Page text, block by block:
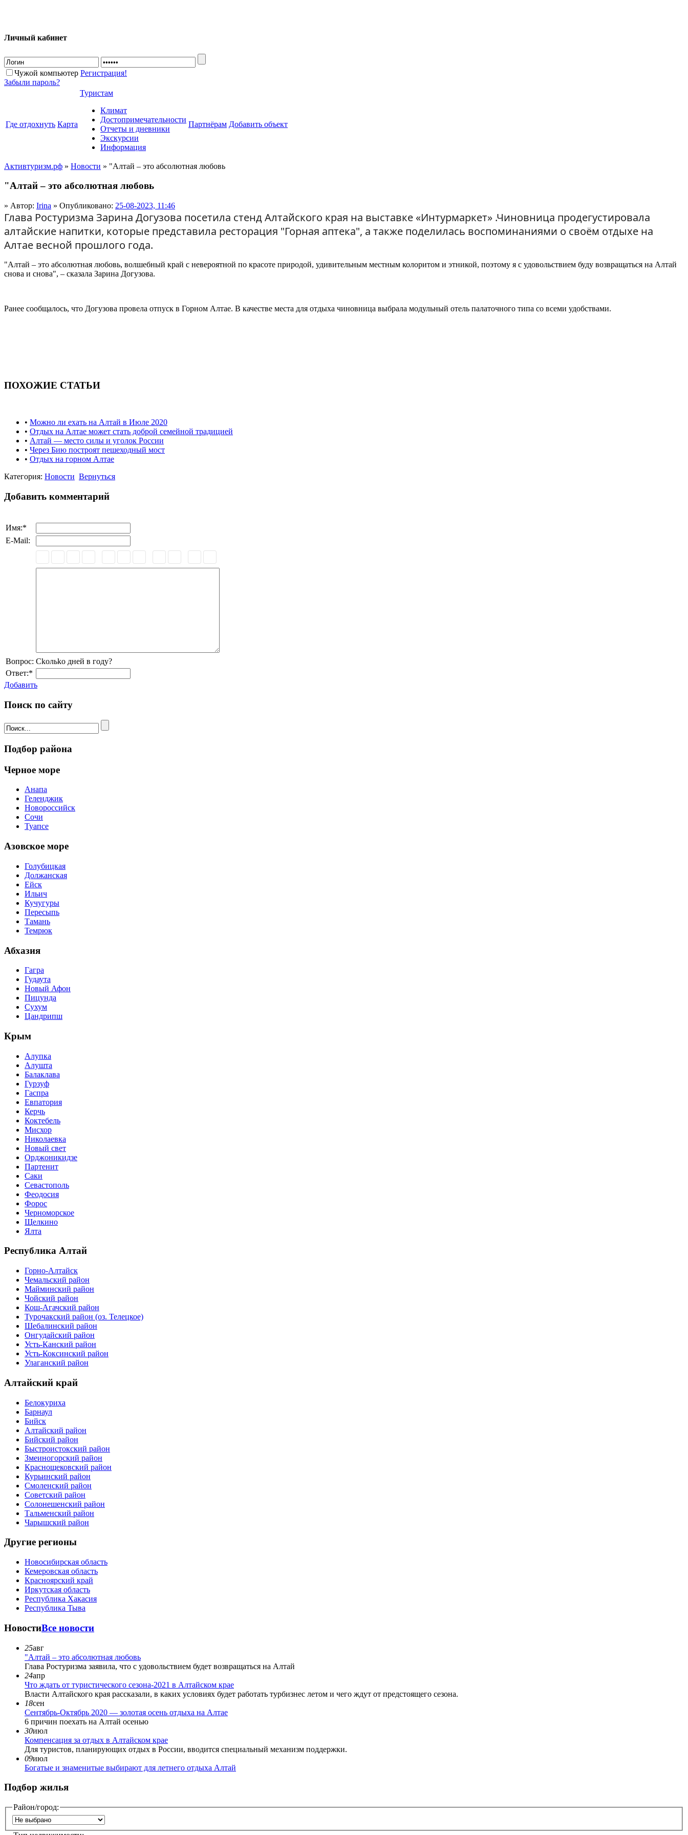
Личный кабинет
Чужой компьютер Регистрация!
Забыли пароль?
Где отдохнуть Карта
Туристам
Климат
Достопримечательности
Отчеты и дневники
Экскурсии
Информация
Партнёрам Добавить объект
Активтуризм.рф » Новости » "Алтай – это абсолютная любовь
"Алтай – это абсолютная любовь
» Автор: Irina » Опубликовано: 25-08-2023, 11:46
Глава Ростуризма Зарина Догузова посетила стенд Алтайского края на выставке «Интурмаркет» .Чиновница продегустировала
алтайские напитки, которые представила ресторация "Горная аптека", а также поделилась воспоминаниями о своём отдыхе на
Алтае весной прошлого года.
"Алтай – это абсолютная любовь, волшебный край с невероятной по красоте природой, удивительным местным колоритом и этникой, поэтому я с удовольствием буду возвращаться на Алтай
снова и снова", – сказала Зарина Догузова.
Ранее сообщалось, что Догузова провела отпуск в Горном Алтае. В качестве места для отдыха чиновница выбрала модульный отель палаточного типа со всеми удобствами.
ПОХОЖИЕ СТАТЬИ
• Можно ли ехать на Алтай в Июле 2020
• Отдых на Алтае может стать доброй семейной традицией
• Алтай — место силы и уголок России
• Через Бию построят пешеходный мост
• Отдых на горном Алтае
Категория: Новости Вернуться
Добавить комментарий
Имя:*
E-Mail:
Вопрос: Сkольkо дней в годy?
Ответ:*
Добавить
Поиск по сайту
Подбор района
Черное море
Анапа
Геленджик
Новороссийск
Сочи
Туапсе
Азовское море
Голубицкая
Должанская
Ейск
Ильич
Кучугуры
Пересыпь
Тамань
Темрюк
Абхазия
Гагра
Гудаута
Новый Афон
Пицунда
Сухум
Цандрипш
Крым
Алупка
Алушта
Балаклава
Гурзуф
Гаспра
Евпатория
Керчь
Коктебель
Мисхор
Николаевка
Новый свет
Орджоникидзе
Партенит
Саки
Севастополь
Феодосия
Форос
Черноморское
Щелкино
Ялта
Республика Алтай
Горно-Алтайск
Чемальский район
Майминский район
Чойский район
Кош-Агачский район
Турочакский район (оз. Телецкое)
Шебалинский район
Онгудайский район
Усть-Канский район
Усть-Коксинский район
Улаганский район
Алтайский край
Белокуриха
Барнаул
Бийск
Алтайский район
Бийский район
Быстроистокский район
Змеиногорский район
Краснощековский район
Курьинский район
Смоленский район
Советский район
Солонешенский район
Тальменский район
Чарышский район
Другие регионы
Новосибирская область
Кемеровская область
Красноярский край
Иркутская область
Республика Хакасия
Республика Тыва
НовостиВсе новости
25авг
"Алтай – это абсолютная любовь
Глава Ростуризма заявила, что с удовольствием будет возвращаться на Алтай
24апр
Что ждать от туристического сезона-2021 в Алтайском крае
Власти Алтайского края рассказали, в каких условиях будет работать турбизнес летом и чего ждут от предстоящего сезона.
18сен
Сентябрь-Октябрь 2020 — золотая осень отдыха на Алтае
6 причин поехать на Алтай осенью
30июл
Компенсация за отдых в Алтайском крае
Для туристов, планирующих отдых в России, вводится специальный механизм поддержки.
09июл
Богатые и знаменитые выбирают для летнего отдыха Алтай
Подбор жилья
Район/город: